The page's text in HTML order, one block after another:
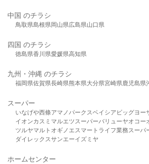
中国 のチラシ
鳥取県島根県岡山県広島県山口県
四国 のチラシ
徳島県香川県愛媛県高知県
九州・沖縄 のチラシ
福岡県佐賀県長崎県熊本県大分県宮崎県鹿児島県
スーパー
いなげや西條アマノパークスベイシア ビッグヨー
イオンカスミ マルエツスーパーバリューヤオコー
ツルヤマルト オギノ エスマート ライフ業務スーパ
ダイレックスサンエーイズミヤ
ホームセンター